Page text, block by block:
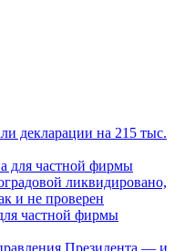
декларации на 215 тыс.
частной фирмы